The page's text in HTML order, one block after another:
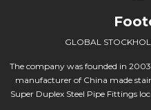
GLOBAL
The company was founded in
manufacturer of China made
Super Duplex Steel Pipe Fittings